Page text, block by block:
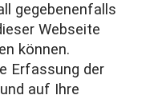
gegebenenfalls
Webseite
können.
Erfassung der
auf Ihre